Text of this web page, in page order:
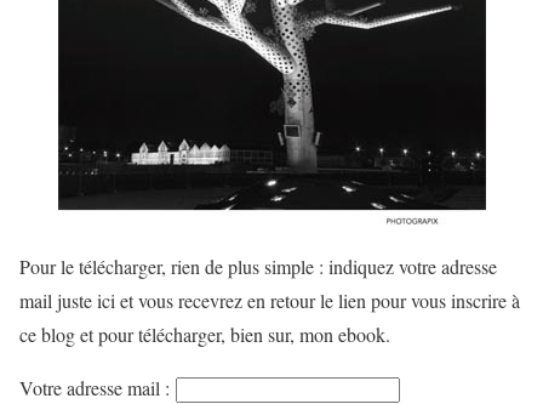
Pour le télécharger, rien de plus simple : indiquez votre adresse
mail juste ici et vous recevrez en retour le lien pour vous inscrire à
ce blog et pour télécharger, bien sur, mon ebook.
Votre adresse mail :